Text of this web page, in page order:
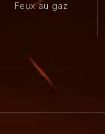
Feux au gaz